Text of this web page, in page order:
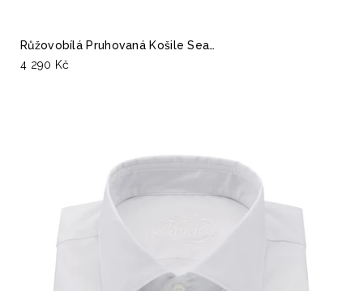
Růžovobílá Pruhovaná Košile Sea…
4 290 Kč